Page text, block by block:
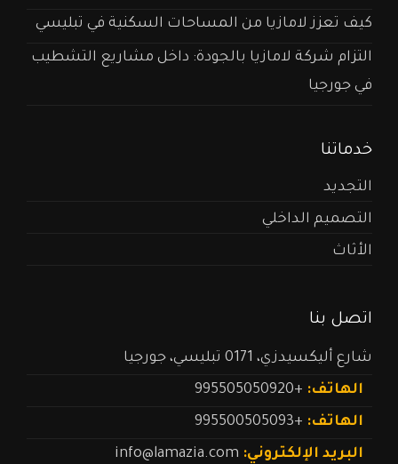
كيف تعزز لامازيا من المساحات السكنية في تبليسي
التزام شركة لامازيا بالجودة: داخل مشاريع التشطيب
في جورجيا
خدماتنا
التجديد
التصميم الداخلي
الأثاث
اتصل بنا
شارع أليكسيدزي، 0171 تبليسي، جورجيا
الهاتف: +995505050920
الهاتف: +995500505093
البريد الإلكتروني: info@lamazia.com